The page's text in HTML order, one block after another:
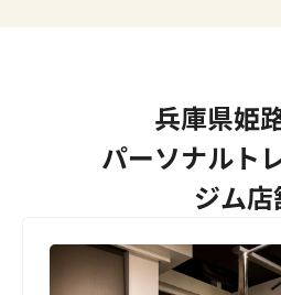
兵庫県姫
パーソナルト
ジム